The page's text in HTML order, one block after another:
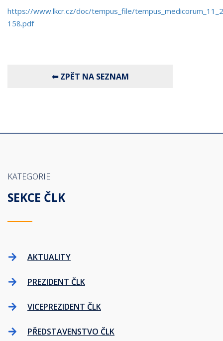
https://www.lkcr.cz/doc/tempus_file/
158.pdf
KATEGORIE
SEKCE ČLK
AKTUALITY
PREZIDENT ČLK
VICEPREZIDENT ČLK
PŘEDSTAVENSTVO ČLK